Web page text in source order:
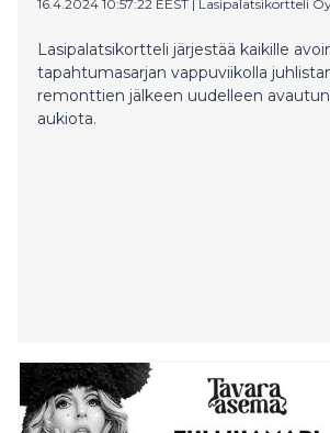
16.4.2024 10:57:22 EEST | Lasipalatsikortteli
Lasipalatsikortteli järjestää kaikille
tapahtumasarjan vappuviikolla
remonttien jälkeen uudelleen
aukiota.